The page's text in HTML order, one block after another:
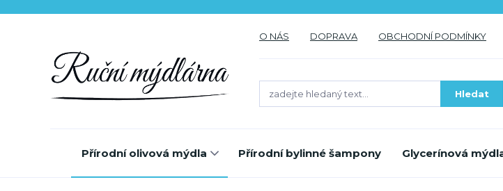
O NÁS DOPRAVA OBCHODNÍ PODMÍNKY
Hledat
Přírodní olivová mýdla Přírodní bylinné šampony Glycerínová